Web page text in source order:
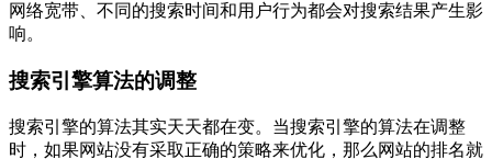
网络宽带、不同的搜索时间和用户行为都会对搜索结果产生影
响。
搜索引擎算法的调整
搜索引擎的算法其实天天都在变。当搜索引擎的算法在调整
时，如果网站没有采取正确的策略来优化，那么网站的排名就